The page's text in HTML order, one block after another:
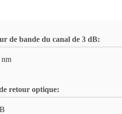
de bande du canal de 3 dB:
retour optique: